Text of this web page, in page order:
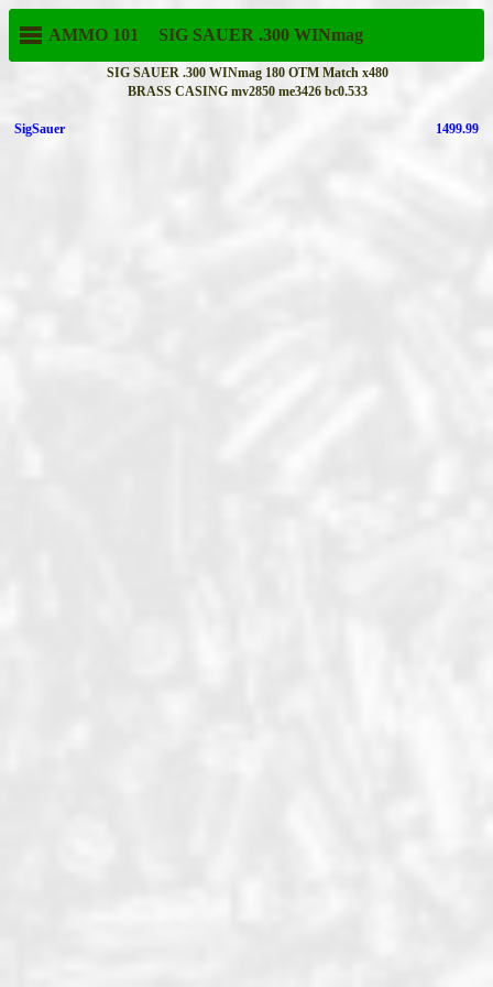
AMMO 101 SIG SAUER .300 WINmag
SIG SAUER .300 WINmag 180 OTM Match x480
BRASS CASING mv2850 me3426 bc0.533
SigSauer 1499.99